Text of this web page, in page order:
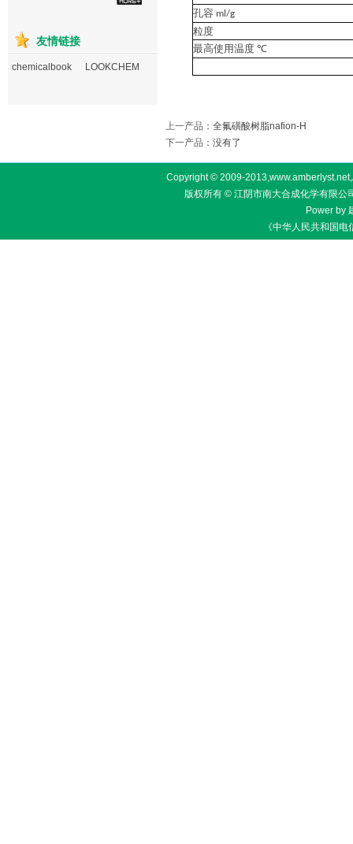
友情链接
chemicalbook LOOKCHEM
孔容 ml/g
粒度
最高使用温度 ℃
上一产品 ： 全氟磺酸树脂nafion-H
下一产品 ：没有了
Copyright © 2009-
版权所有 © 江阴市南大合成化学有限公
Power by
《中华人民共和国